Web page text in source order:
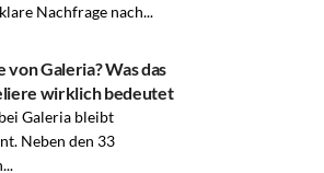
Nachfrage nach...
von Galeria? Was das
wirklich bedeutet
Galeria bleibt
Neben den 33